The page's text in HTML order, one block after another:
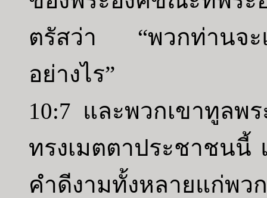
ตรัสว่า “พวกท่านจะ
อย่างไร”
10:7 และพวกเขาทูลพ
ทรงเมตตาประชาชนนี้
คำดีงามทั้งหลายแก่พว